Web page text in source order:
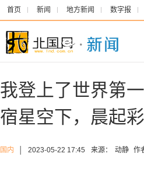
首页 新闻 地方新闻 数字报
我登上了世界第
宿星空下，晨起
国内 2023-05-22 17:45 来源： 动静 作